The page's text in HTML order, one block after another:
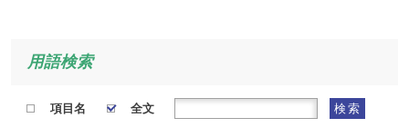
用語検索
項目名 全文 検索